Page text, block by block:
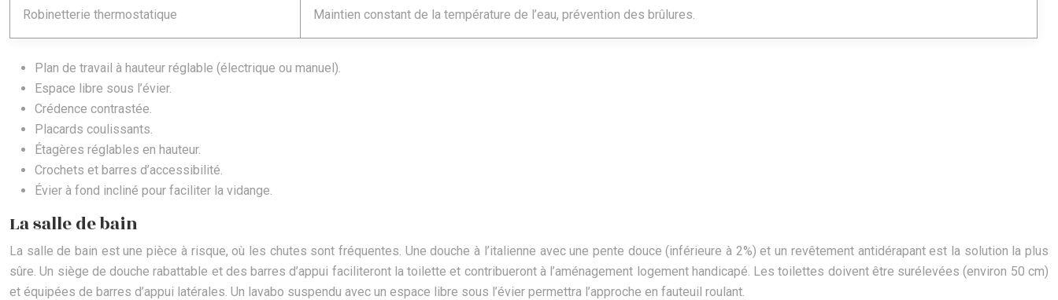
Robinetterie thermostatique Maintien constant de la température de l’eau, prévention des brûlures.
Plan de travail à hauteur réglable (électrique ou manuel).
Espace libre sous l’évier.
Crédence contrastée.
Placards coulissants.
Étagères réglables en hauteur.
Crochets et barres d’accessibilité.
Évier à fond incliné pour faciliter la vidange.
La salle de bain
La salle de bain est une pièce à risque, où les chutes sont fréquentes. Une douche à l’italienne avec une pente douce (inférieure à 2%) et un revêtement antidérapant est la solution la plus
sûre. Un siège de douche rabattable et des barres d’appui faciliteront la toilette et contribueront à l’aménagement logement handicapé. Les toilettes doivent être surélevées (environ 50 cm)
et équipées de barres d’appui latérales. Un lavabo suspendu avec un espace libre sous l’évier permettra l’approche en fauteuil roulant.